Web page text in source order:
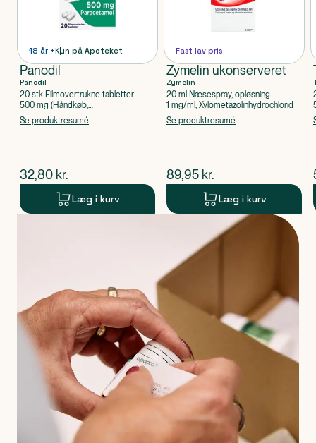
18 år +Kun på Apoteket
Panodil
Panodil
20 stk Filmovertrukne tabletter
500 mg (Håndkøb,
apoteksforbeholdt), Paracetamol
Se produktresumé
$nuværende pris
32,80 kr.
Læg i kurv
Fast lav pris
Zymelin ukonserveret
Zymelin
20 ml Næsespray, opløsning
1 mg/ml, Xylometazolinhydrochlorid
Se produktresumé
$nuværende pris
89,95 kr.
Læg i kurv